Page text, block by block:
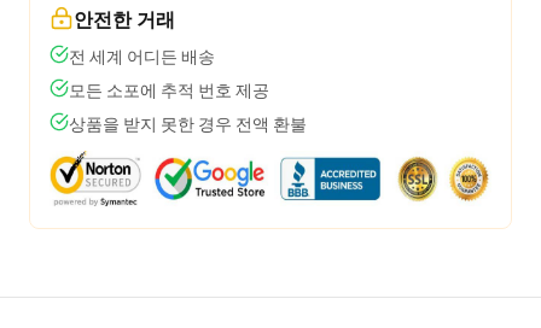
안전한 거래
전 세계 어디든 배송
모든 소포에 추적 번호 제공
상품을 받지 못한 경우 전액 환불